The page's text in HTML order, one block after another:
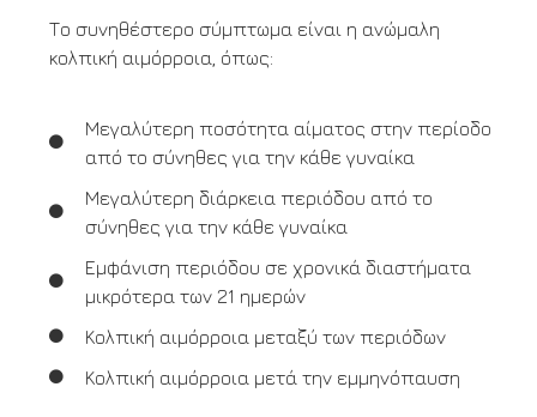
Το συνηθέστερο σύμπτωμα είναι η ανώμαλη
κολπική αιμόρροια, όπως:
Μεγαλύτερη ποσότητα αίματος στην περίοδο
από το σύνηθες για την κάθε γυναίκα
Μεγαλύτερη διάρκεια περιόδου από το
σύνηθες για την κάθε γυναίκα
Εμφάνιση περιόδου σε χρονικά διαστήματα
μικρότερα των 21 ημερών
Κολπική αιμόρροια μεταξύ των περιόδων
Κολπική αιμόρροια μετά την εμμηνόπαυση